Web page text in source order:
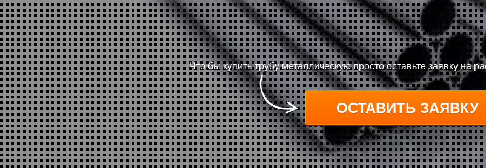
Что бы купить трубу металлическую просто оставьте заявку на
ОСТАВИТЬ ЗАЯВКУ